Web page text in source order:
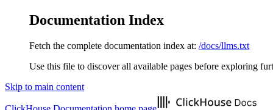
Documentation Index
Fetch the complete documentation index at: /docs/llms.txt
Use this file to discover all available pages before exploring
Skip to main content